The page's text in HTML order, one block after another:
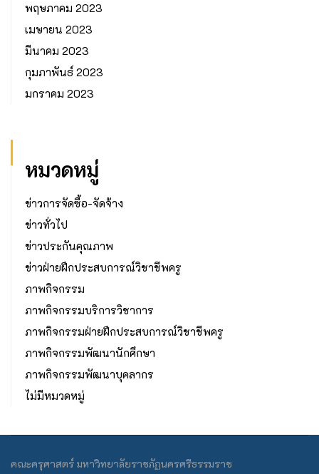
พฤษภาคม 2023
เมษายน 2023
มีนาคม 2023
กุมภาพันธ์ 2023
มกราคม 2023
หมวดหมู่
ข่าวการจัดซื้อ-จัดจ้าง
ข่าวทั่วไป
ข่าวประกันคุณภาพ
ข่าวฝ่ายฝึกประสบการณ์วิชาชีพครู
ภาพกิจกรรม
ภาพกิจกรรมบริการวิชาการ
ภาพกิจกรรมฝ่ายฝึกประสบการณ์วิชาชีพครู
ภาพกิจกรรมพัฒนานักศึกษา
ภาพกิจกรรมพัฒนาบุคลากร
ไม่มีหมวดหมู่
คณะครุศาสตร์ มหาวิทยาลัยราชภัฏนครศรีธรรมราช